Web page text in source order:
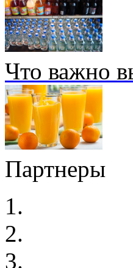
Что важно
Партнеры